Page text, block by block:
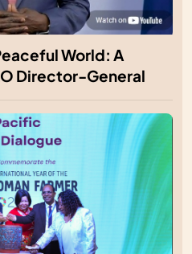
World: A
Director-General